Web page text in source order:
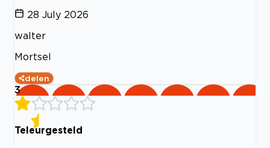
28 July 2026
walter
Mortsel
delen
3
Teleurgesteld